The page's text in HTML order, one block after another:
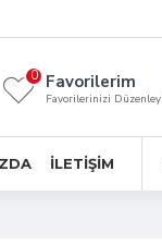
Favorilerim
Favorilerinizi
0
İLETIŞIM